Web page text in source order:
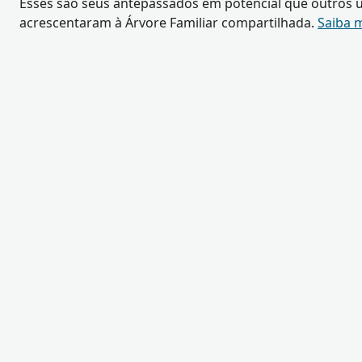
acrescentaram à Árvore Familiar compartilhada. Saiba